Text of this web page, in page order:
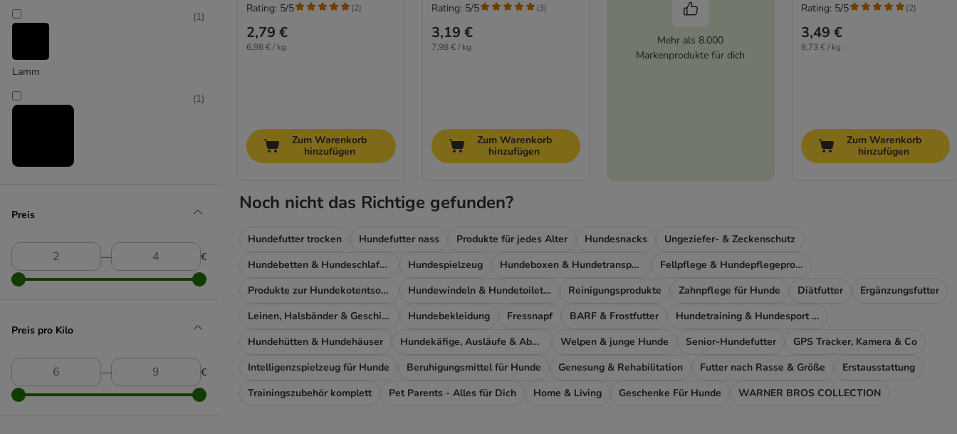
4vets
Almo Nature
Bozita
Calibra
Caniland
Cesar
DIBO
DOGGY DOG
Dogs'n Tiger
Dog´s Love
Lamm
(1)
(1)
Preis
― €
Preis pro Kilo
― €
2,79 €
6,98 € / kg
Rating: 5/5 (2)
Zum Warenkorb
hinzufügen
3,19 €
7,98 € / kg
Rating: 5/5 (3)
Zum Warenkorb
hinzufügen
Mehr als 8.000
Markenprodukte für dich
3,49 €
8,73 € / kg
Rating: 5/5 (2)
Zum Warenkorb
hinzufügen
Noch nicht das Richtige gefunden?
Hundefutter trocken Hundefutter nass Produkte für jedes Alter Hundesnacks
Ungeziefer- & Zeckenschutz
Hundebetten & Hundeschlafplatz
Hundespielzeug Hundeboxen & Hundetransport
Fellpflege & Hundepflegeprodukte
Produkte zur Hundekotentsorgung
Hundewindeln & Hundetoiletten Reinigungsprodukte Zahnpflege für Hunde Diätfutter
Ergänzungsfutter
Leinen, Halsbänder & Geschirre
Hundebekleidung Fressnapf BARF & Frostfutter
Hundetraining & Hundesport Zubehör
Hundehütten & Hundehäuser
Hundekäfige, Ausläufe & Absperrgitter Welpen & junge Hunde Senior-Hundefutter
GPS Tracker, Kamera & Co
Intelligenzspielzeug für Hunde
Beruhigungsmittel für Hunde Genesung & Rehabilitation Futter nach Rasse & Größe
Erstausstattung
Trainingszubehör komplett
Pet Parents - Alles für Dich Home & Living Geschenke Für Hunde WARNER BROS COLLECTION